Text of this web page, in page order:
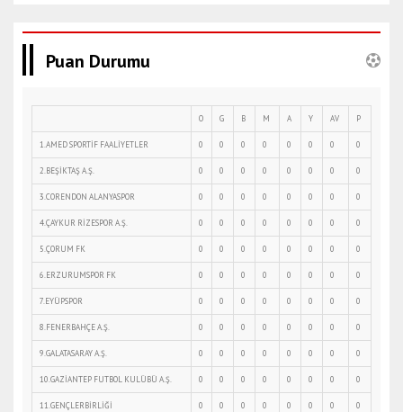
Puan Durumu
O G B M A Y AV P
1.AMED SPORTİF FAALİYETLER 0 0 0 0 0 0 0 0
2.BEŞİKTAŞ A.Ş. 0 0 0 0 0 0 0 0
3.CORENDON ALANYASPOR 0 0 0 0 0 0 0 0
4.ÇAYKUR RİZESPOR A.Ş. 0 0 0 0 0 0 0 0
5.ÇORUM FK 0 0 0 0 0 0 0 0
6.ERZURUMSPOR FK 0 0 0 0 0 0 0 0
7.EYÜPSPOR 0 0 0 0 0 0 0 0
8.FENERBAHÇE A.Ş. 0 0 0 0 0 0 0 0
9.GALATASARAY A.Ş. 0 0 0 0 0 0 0 0
10.GAZİANTEP FUTBOL KULÜBÜ A.Ş. 0 0 0 0 0 0 0 0
11.GENÇLERBİRLİĞİ 0 0 0 0 0 0 0 0